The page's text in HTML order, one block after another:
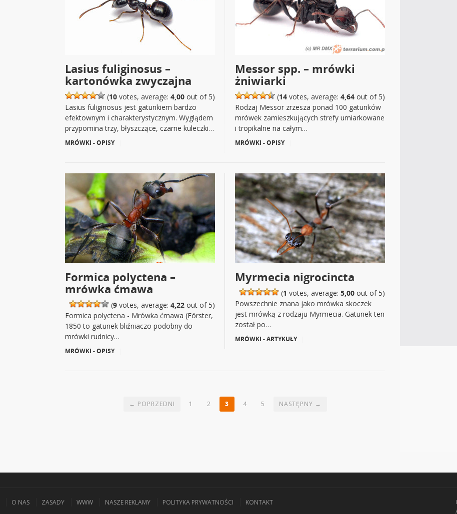
Lasius fuliginosus –
kartonówka zwyczajna
(10 votes, average: 4,00 out of 5)
Lasius fuliginosus jest gatunkiem bardzo
efektownym i charakterystycznym. Wyglądem
przypomina trzy, błyszczące, czarne kuleczki…
MRÓWKI - OPISY
Messor spp. – mrówki
żniwiarki
(14 votes, average: 4,64 out of 5)
Rodzaj Messor zrzesza ponad 100 gatunków
mrówek zamieszkujących strefy umiarkowane
i tropikalne na całym…
MRÓWKI - OPISY
Formica polyctena –
mrówka ćmawa
(9 votes, average: 4,22 out of 5)
Formica polyctena - Mrówka ćmawa (Förster,
1850 to gatunek bliźniaczo podobny do
mrówki rudnicy…
MRÓWKI - OPISY
Myrmecia nigrocincta
(1 votes, average: 5,00 out of 5)
Powszechnie znana jako mrówka skoczek
jest mrówką z rodzaju Myrmecia. Gatunek ten
został po…
MRÓWKI - ARTYKUŁY
← POPRZEDNI 1 2 3 4 5 NASTĘPNY →
O NAS ZASADY WWW NASZE REKLAMY POLITYKA PRYWATNOŚCI KONTAKT